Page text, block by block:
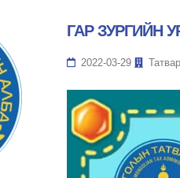
ГАР ЗУРГИЙН
2022-03-29